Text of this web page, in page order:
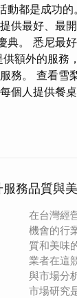
動都是成功
供最好、最
典。 悉尼最
額外的服務
務。 查看雪
個人提供餐
務品質與
在台灣經
機會的行
質和美味
業者在這
與市場分
市場研究